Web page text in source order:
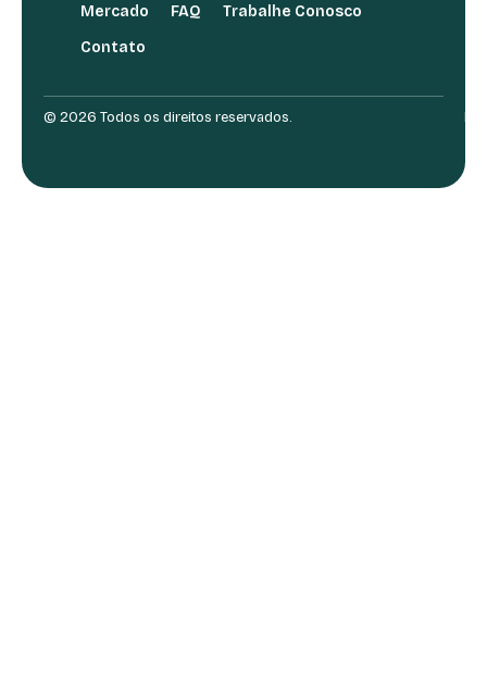
Mercado
FAQ
Trabalhe Conosco
Contato
© 2026 Todos os direitos reservados.